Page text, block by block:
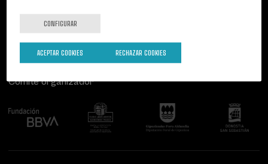
Comité organizador
CONFIGURAR
RECHAZAR COOKIES
ACEPTAR COOKIES